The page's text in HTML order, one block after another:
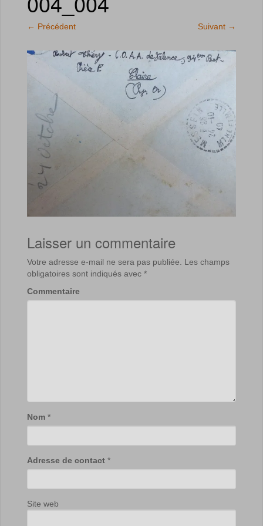
← Précédent Suivant →
Laisser un commentaire
Votre adresse e-mail ne sera pas publiée. Les champs
obligatoires sont indiqués avec *
Commentaire
Nom *
Adresse de contact *
Site web